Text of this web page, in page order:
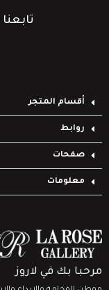
أقسام المتجر
روابط
صفحات
معلومات
مرحبا بك في لاروز